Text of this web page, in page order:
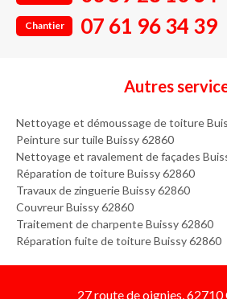
Chantier 07 61 96 34 39
Autres
Nettoyage et démoussage de toiture
Peinture sur tuile Buissy 62860
Nettoyage et ravalement de façades
Réparation de toiture Buissy 62860
Travaux de zinguerie Buissy 62860
Couvreur Buissy 62860
Traitement de charpente Buissy 62860
Réparation fuite de toiture Buissy 62860
27 route de oignies, 62710